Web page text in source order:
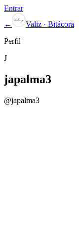
Entrar
←
Valiz · Bitácora
Perfil
J
japalma3
@japalma3